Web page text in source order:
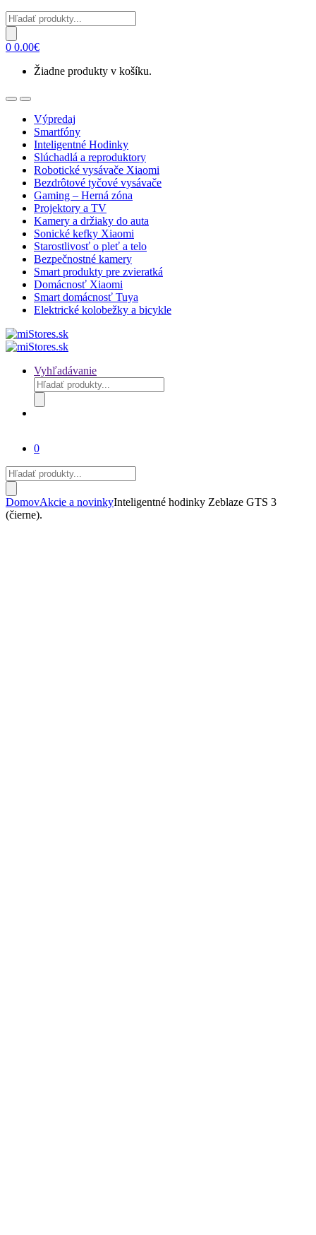
Products
search
0 0.00€
Žiadne produkty v košíku.
OpenClose
Výpredaj
Smartfóny
Inteligentné Hodinky
Slúchadlá a reproduktory
Robotické vysávače Xiaomi
Bezdrôtové tyčové vysávače
Gaming – Herná zóna
Projektory a TV
Kamery a držiaky do auta
Sonické kefky Xiaomi
Starostlivosť o pleť a telo
Bezpečnostné kamery
Smart produkty pre zvieratká
Domácnosť Xiaomi
Smart domácnosť Tuya
Elektrické kolobežky a bicykle
Vyhľadávanie
Products
search
0
Products
search
DomovAkcie a novinkyInteligentné hodinky Zeblaze GTS 3
(čierne).